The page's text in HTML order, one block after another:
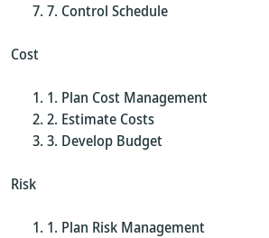
Control Schedule
Cost
Plan Cost Management
Estimate Costs
Develop Budget
Risk
Plan Risk Management